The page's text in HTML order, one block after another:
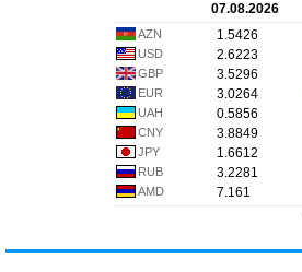
07.08.2026
AZN 1.5426
USD 2.6223
GBP 3.5296
EUR 3.0264
UAH 0.5856
CNY 3.8849
JPY 1.6612
RUB 3.2281
AMD 7.161